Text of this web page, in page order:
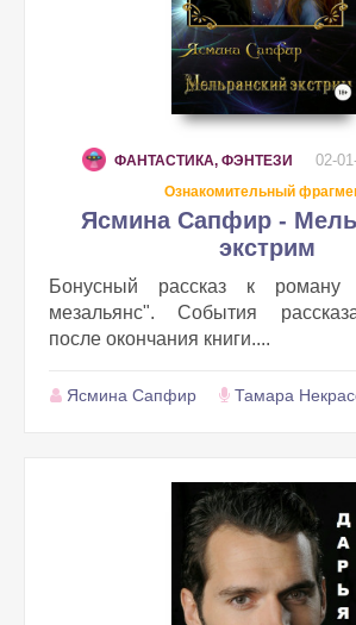
ФАНТАСТИКА, ФЭНТЕЗИ 02-
Ознакомительный
Ясмина Сапфир -
экстрим
Бонусный рассказ к роману
мезальянс". События
после окончания книги....
Ясмина Сапфир Тамара